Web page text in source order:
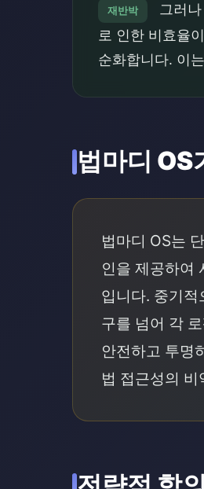
재반박
그러
로 인한 비효율
순화합니다. 이
법마디 OS
법마디 OS는
인을 제공하여
입니다. 중기
구를 넘어 각
안전하고 투명
법 접근성의